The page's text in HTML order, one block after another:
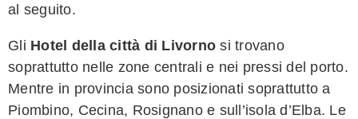
al seguito.
Gli Hotel della città di Livorno si trovano
soprattutto nelle zone centrali e nei pressi del porto.
Mentre in provincia sono posizionati soprattutto a
Piombino, Cecina, Rosignano e sull’isola d’Elba. Le